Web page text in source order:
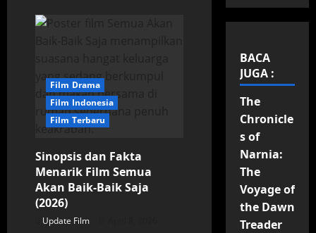
Film Drama
Film Indonesia
Film Terbaru
Sinopsis dan Fakta
Menarik Film Semua
Akan Baik-Baik Saja
(2026)
Update Film
BACA
JUGA :
The
Chronicle
s of
Narnia:
The
Voyage of
the Dawn
Treader